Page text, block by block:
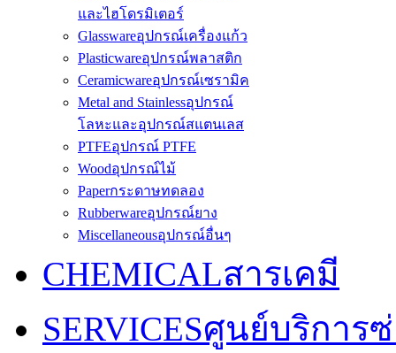
และไฮโดรมิเตอร์
Glasswareอุปกรณ์เครื่องแก้ว
Plasticwareอุปกรณ์พลาสติก
Ceramicwareอุปกรณ์เซรามิค
Metal and Stainlessอุปกรณ์
โลหะและอุปกรณ์สแตนเลส
PTFEอุปกรณ์ PTFE
Woodอุปกรณ์ไม้
Paperกระดาษทดลอง
Rubberwareอุปกรณ์ยาง
Miscellaneousอุปกรณ์อื่นๆ
CHEMICALสารเคมี
SERVICESศูนย์บริการ